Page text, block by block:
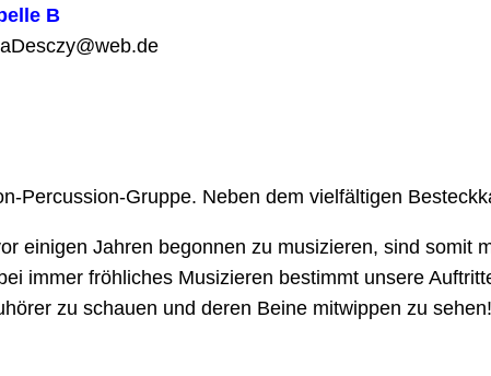
@web.de
Percussion-Gruppe. Neben dem vielfältigen
einigen Jahren begonnen zu musizieren, sind somit
immer fröhliches Musizieren bestimmt unsere
zu schauen und deren Beine mitwippen zu sehen!